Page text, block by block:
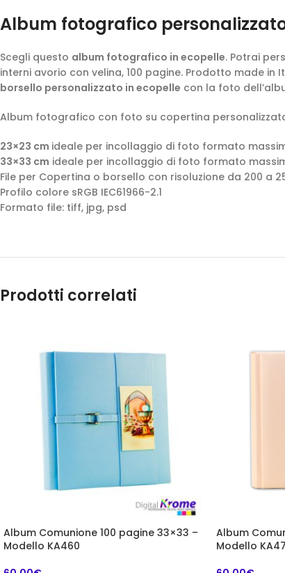
Album fotografico
Scegli questo album fotografico in ecopelle. Potrai
interni avorio con velina, 100 pagine. Prodotto made
borsello personalizzato in ecopelle con la foto
Album fotografico con foto su copertina
23×23 cm ideale per incollaggio di foto formato
33×33 cm ideale per incollaggio di foto formato
File per Copertina o borsello con risoluzione da 200 a
Profilo colore sRGB IEC61966-2.1
Formato file: tiff, jpg, psd
Prodotti correlati
Album Comunione 100 pagine 33×33 –
Modello KA460
Album
Modello